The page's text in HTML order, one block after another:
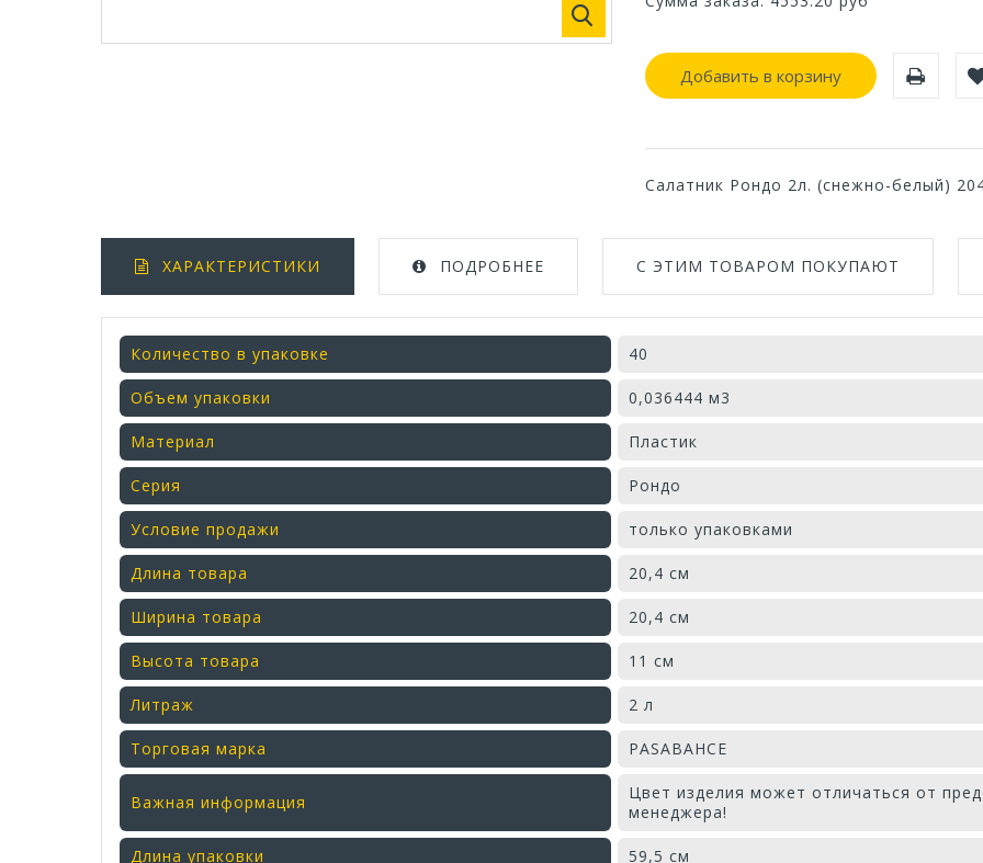
Добавить в корзину
Салатник Рондо 2л. (снежно-белый)
ХАРАКТЕРИСТИКИ ПОДРОБНЕЕ С ЭТИМ ТОВАРОМ ПОКУПАЮТ
Количество в упаковке 40
Объем упаковки 0,036444 м3
Материал Пластик
Серия Рондо
Условие продажи только упаковками
Длина товара 20,4 см
Ширина товара 20,4 см
Высота товара 11 см
Литраж 2 л
Торговая марка PASABAHCE
Важная информация
Цвет изделия может отличаться от
менеджера!
Длина упаковки 59,5 см